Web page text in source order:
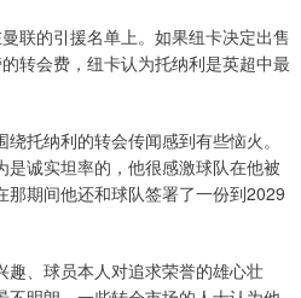
联的引援名单上。如果纽卡决定出售
转会费，纽卡认为托纳利是英超中最
托纳利的转会传闻感到有些恼火。
诚实坦率的，他很感激球队在他被
那期间他还和球队签署了一份到2029
趣、球员本人对追求荣誉的雄心壮